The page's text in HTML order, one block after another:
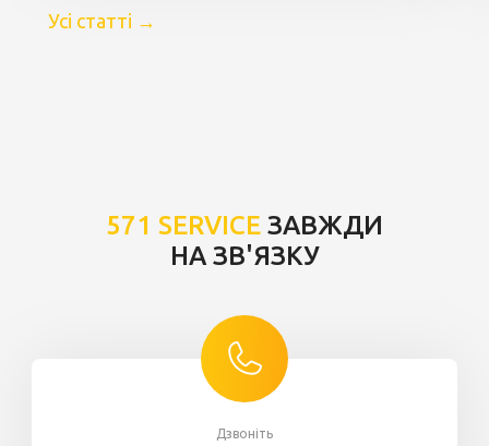
Усі статті →
571 SERVICE ЗАВЖДИ
НА ЗВ'ЯЗКУ
Дзвоніть